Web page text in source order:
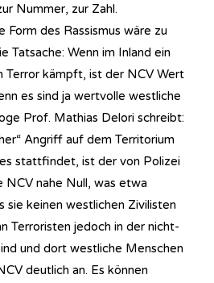
Nummer, zur Zahl.
Form des Rassismus wäre zu
Tatsache: Wenn im Inland ein
Terror kämpft, ist der NCV Wert
es sind ja wertvolle westliche
Prof. Mathias Delori schreibt:
Angriff auf dem Territorium
stattfindet, ist der von Polizei
nahe Null, was etwa
keinen westlichen Zivilisten
Terroristen jedoch in der nicht-
und dort westliche Menschen
deutlich an. Es können